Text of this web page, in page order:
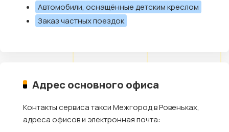
Автомобили, оснащённые детским креслом
Заказ частных поездок
Адрес основного офиса
Контакты сервиса такси Межгород в Ровеньках,
адреса офисов и электронная почта: